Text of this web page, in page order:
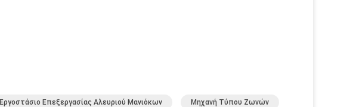
Εργοστάσιο Επεξεργασίας Αλευριού Μανιόκων Μηχανή Τύπου Ζωνών